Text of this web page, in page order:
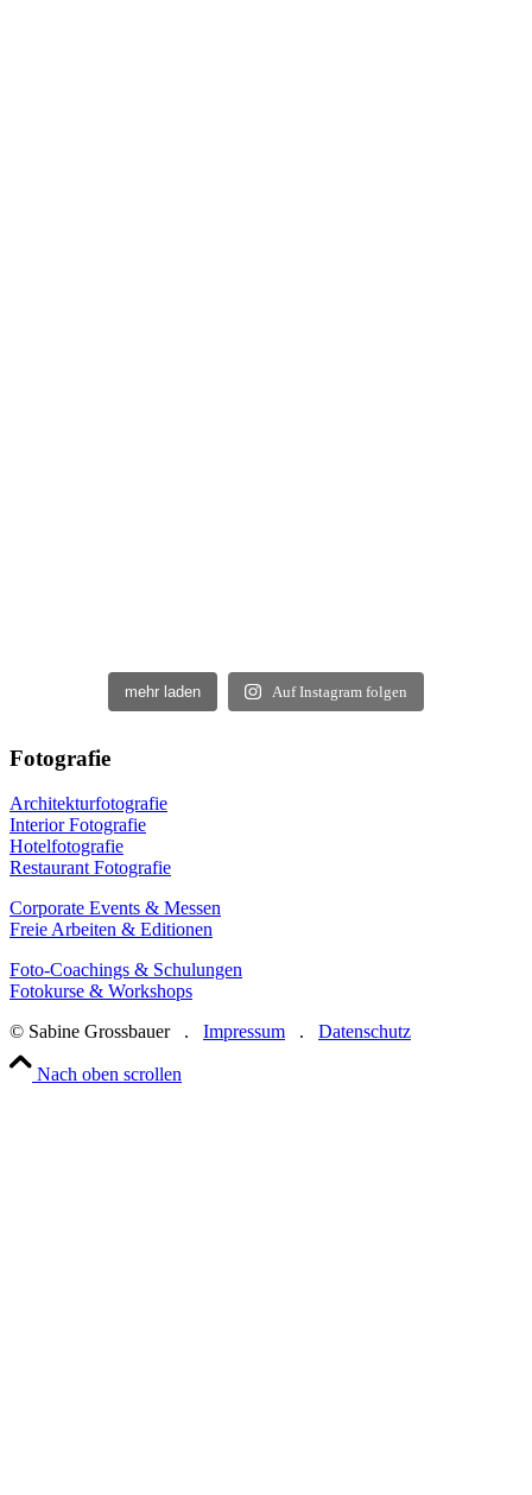
mehr laden Auf Instagram folgen
Fotografie
Architekturfotografie
Interior Fotografie
Hotelfotografie
Restaurant Fotografie
Corporate Events & Messen
Freie Arbeiten & Editionen
Foto-Coachings & Schulungen
Fotokurse & Workshops
© Sabine Grossbauer . Impressum . Datenschutz
Nach oben scrollen